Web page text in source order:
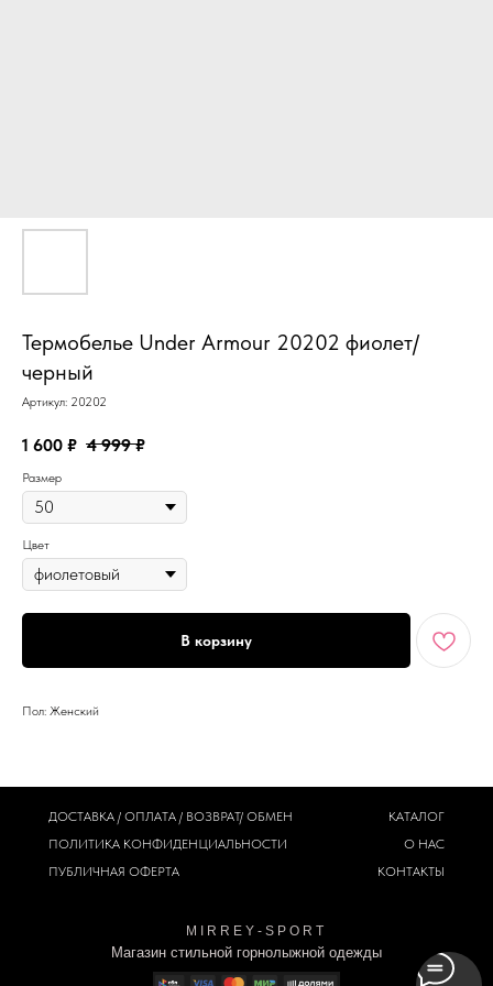
Термобелье Under Armour 20202 фиолет/
черный
Артикул: 20202
1 600 ₽ 4 999 ₽
Размер
Цвет
В корзину
Пол: Женский
M I R R E Y - S P O R T
Магазин стильной горнолыжной одежды
ДОСТАВКА / ОПЛАТА / ВОЗВРАТ/ ОБМЕН
ПОЛИТИКА КОНФИДЕНЦИАЛЬНОСТИ
ПУБЛИЧНАЯ ОФЕРТА
КАТАЛОГ
О НАС
КОНТАКТЫ